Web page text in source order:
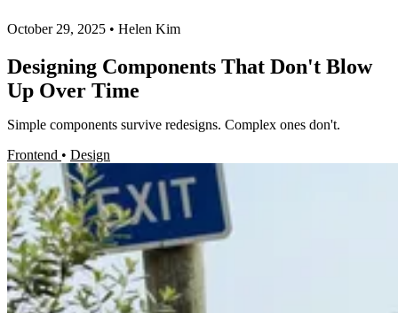
October 29, 2025 • Helen Kim
Designing Components That Don't Blow
Up Over Time
Simple components survive redesigns. Complex ones don't.
Frontend • Design